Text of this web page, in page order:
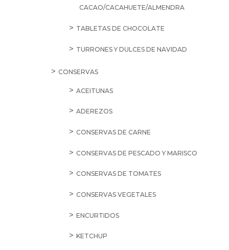
CACAO/CACAHUETE/ALMENDRA
TABLETAS DE CHOCOLATE
TURRONES Y DULCES DE NAVIDAD
CONSERVAS
ACEITUNAS
ADEREZOS
CONSERVAS DE CARNE
CONSERVAS DE PESCADO Y MARISCO
CONSERVAS DE TOMATES
CONSERVAS VEGETALES
ENCURTIDOS
KETCHUP